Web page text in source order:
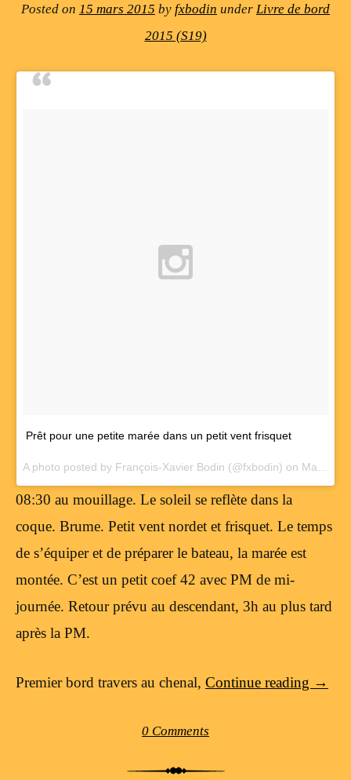
Posted on 15 mars 2015 by fxbodin under Livre de bord
2015 (S19)
Prêt pour une petite marée dans un petit vent frisquet
A photo posted by François-Xavier Bodin (@fxbodin) on Mar 15, 2015 at 12:57am PDT
08:30 au mouillage. Le soleil se reflète dans la
coque. Brume. Petit vent nordet et frisquet. Le temps
de s’équiper et de préparer le bateau, la marée est
montée. C’est un petit coef 42 avec PM de mi-
journée. Retour prévu au descendant, 3h au plus tard
après la PM.
Premier bord travers au chenal, Continue reading →
0 Comments